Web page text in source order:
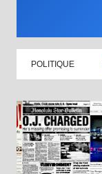
POLITIQUE